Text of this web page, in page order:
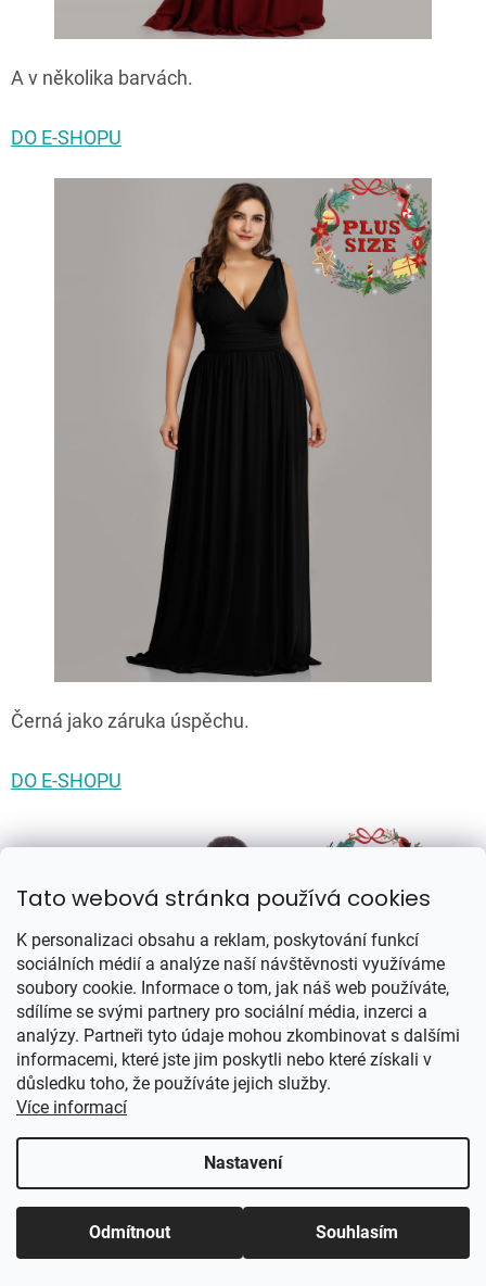
Tato webová stránka používá cookies
K personalizaci obsahu a reklam, poskytování funkcí
sociálních médií a analýze naší návštěvnosti využíváme
soubory cookie. Informace o tom, jak náš web používáte,
sdílíme se svými partnery pro sociální média, inzerci a
analýzy. Partneři tyto údaje mohou zkombinovat s dalšími
informacemi, které jste jim poskytli nebo které získali v
důsledku toho, že používáte jejich služby.
Více informací
Nastavení
Odmítnout Souhlasím
A v několika barvách.
DO E-SHOPU
Černá jako záruka úspěchu.
DO E-SHOPU